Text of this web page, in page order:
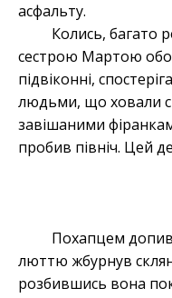
асфальту.
Колись, багато
сестрою Мартою
підвіконні,
людьми, що ховали
завішаними
пробив північ. Цей
Похапцем
люттю жбурнув
розбившись вона